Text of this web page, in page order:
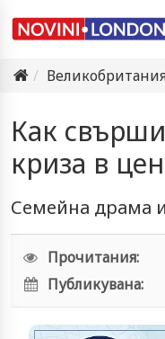
Как
криза в
Семейна драма
Прочитания:
Публикувана: